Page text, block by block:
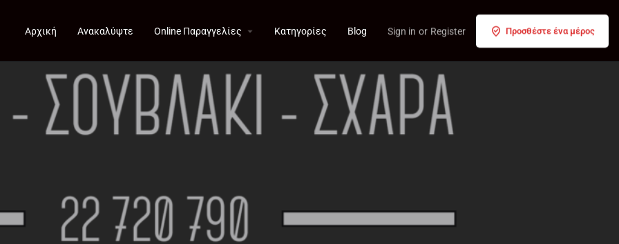
Αρχική Ανακαλύψτε Online Παραγγελίες Κατηγορίες Blog Sign in or Register Προσθέστε ένα μέρος